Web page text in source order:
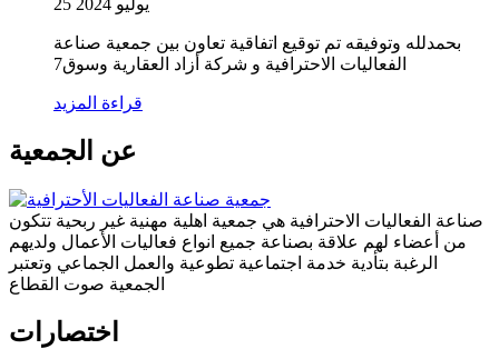
25 يوليو 2024
بحمدلله وتوفيقه تم توقيع اتفاقية تعاون بين جمعية صناعة
الفعاليات الاحترافية و شركة أزاد العقارية وسوق7
قراءة المزيد
عن الجمعية
صناعة الفعاليات الاحترافية هي جمعية اهلية مهنية غير ربحية تتكون
من أعضاء لهم علاقة بصناعة جميع انواع فعاليات الأعمال ولديهم
الرغبة بتأدية خدمة اجتماعية تطوعية والعمل الجماعي وتعتبر
الجمعية صوت القطاع
اختصارات